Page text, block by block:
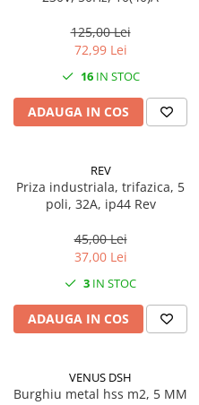
125,00 Lei
72,99 Lei
16IN STOC
ADAUGA IN COS
REV
Priza industriala, trifazica, 5
poli, 32A, ip44 Rev
45,00 Lei
37,00 Lei
3 IN STOC
ADAUGA IN COS
VENUS DSH
Burghiu metal hss m2, 5 MM